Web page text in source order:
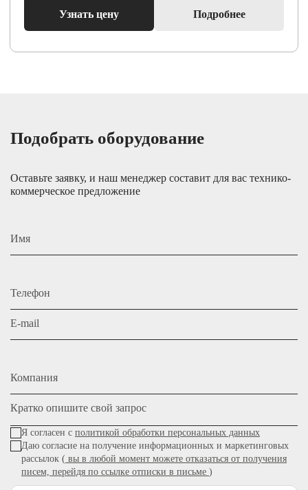
Узнать цену Подробнее
Подобрать оборудование
Оставьте заявку, и наш менеджер составит для вас технико-
коммерческое предложение
Имя
Телефон
E-mail
Компания
Кратко опишите свой запрос
Я согласен с политикой обработки персональных данных
Даю согласие на получение информационных и маркетинговых
рассылок ( вы в любой момент можете отказаться от получения
писем, перейдя по ссылке отписки в письме )